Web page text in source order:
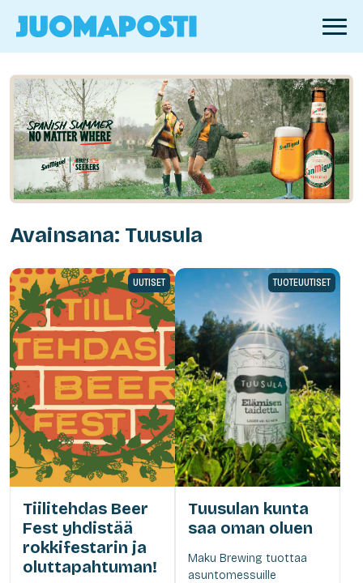
Avainsana: Tuusula
UUTISET
Tiilitehdas Beer
Fest yhdistää
rokkifestarin ja
oluttapahtuman!
TUOTEUUTISET
Tuusulan kunta
saa oman oluen
Maku Brewing tuottaa
asuntomessuille